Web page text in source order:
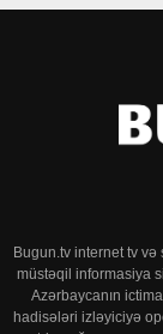
Bugun.tv internet tv və
müstəqil informasiya
Azərbaycanın
hadisələri izləyiciyə